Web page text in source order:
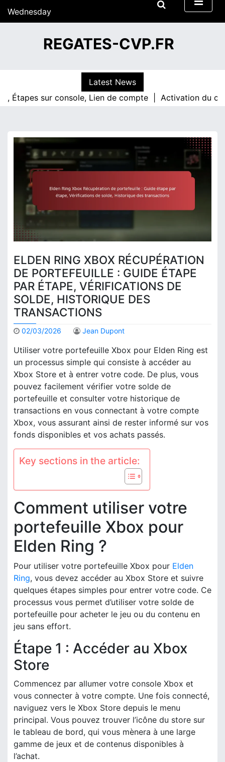
Wednesday
15/07/2026
REGATES-CVP.FR
Latest News
sur console, Lien de compte |Activation du code
ELDEN RING XBOX RÉCUPÉRATION
DE PORTEFEUILLE : GUIDE ÉTAPE
PAR ÉTAPE, VÉRIFICATIONS DE
SOLDE, HISTORIQUE DES
TRANSACTIONS
02/03/2026 Jean Dupont
Utiliser votre portefeuille Xbox pour Elden Ring est
un processus simple qui consiste à accéder au
Xbox Store et à entrer votre code. De plus, vous
pouvez facilement vérifier votre solde de
portefeuille et consulter votre historique de
transactions en vous connectant à votre compte
Xbox, vous assurant ainsi de rester informé sur vos
fonds disponibles et vos achats passés.
Key sections in the article:
Comment utiliser votre
portefeuille Xbox pour
Elden Ring ?
Pour utiliser votre portefeuille Xbox pour Elden
Ring, vous devez accéder au Xbox Store et suivre
quelques étapes simples pour entrer votre code. Ce
processus vous permet d’utiliser votre solde de
portefeuille pour acheter le jeu ou du contenu en
jeu sans effort.
Étape 1 : Accéder au Xbox
Store
Commencez par allumer votre console Xbox et
vous connecter à votre compte. Une fois connecté,
naviguez vers le Xbox Store depuis le menu
principal. Vous pouvez trouver l’icône du store sur
le tableau de bord, qui vous mènera à une large
gamme de jeux et de contenus disponibles à
l’achat.